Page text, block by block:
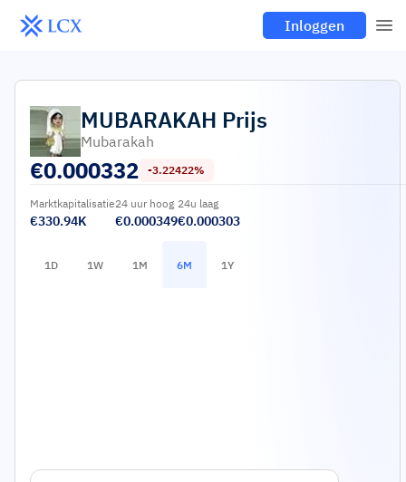
Inloggen
MUBARAKAH Prijs
Mubarakah
€0.000332 -3.22422%
Marktkapitalisatie
€330.94K
24 uur hoog
€0.000349
24u laag
€0.000303
1D 1W 1M 6M 1Y